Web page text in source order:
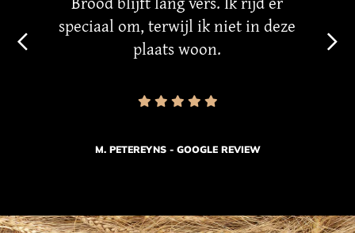
speciaal om, terwijl ik niet in deze
plaats woon.
M. PETEREYNS - GOOGLE REVIEW